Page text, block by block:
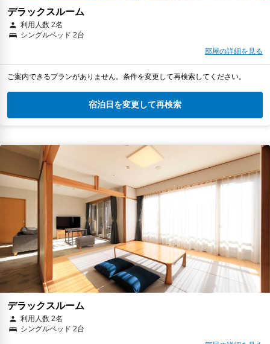
デラックスルーム
利用人数 2名
シングルベッド 2台
部屋の詳細を見る
ご案内できるプランがありません。条件を変更して再検索してください。
宿泊日を変更して再検索
デラックスルーム
利用人数 2名
シングルベッド 2台